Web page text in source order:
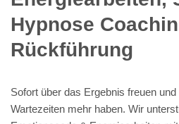
Hypnose
Rückführung
Sofort über das Ergebnis freuen
Wartezeiten mehr haben. Wir